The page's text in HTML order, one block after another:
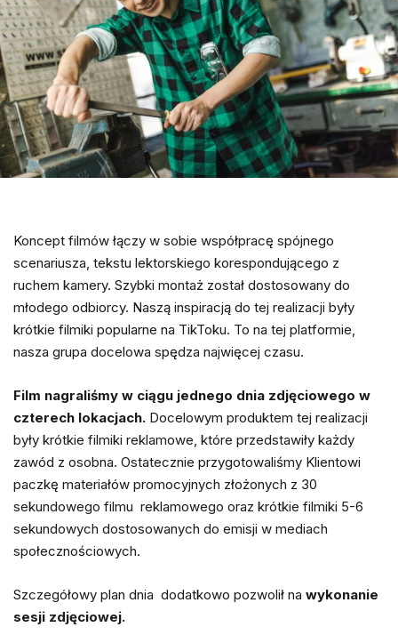
Koncept filmów łączy w sobie współpracę spójnego
scenariusza, tekstu lektorskiego korespondującego z
ruchem kamery. Szybki montaż został dostosowany do
młodego odbiorcy. Naszą inspiracją do tej realizacji były
krótkie filmiki popularne na TikToku. To na tej platformie,
nasza grupa docelowa spędza najwięcej czasu.
Film nagraliśmy w ciągu jednego dnia zdjęciowego w
czterech lokacjach. Docelowym produktem tej realizacji
były krótkie filmiki reklamowe, które przedstawiły każdy
zawód z osobna. Ostatecznie przygotowaliśmy Klientowi
paczkę materiałów promocyjnych złożonych z 30
sekundowego filmu reklamowego oraz krótkie filmiki 5-6
sekundowych dostosowanych do emisji w mediach
społecznościowych.
Szczegółowy plan dnia dodatkowo pozwolił na wykonanie
sesji zdjęciowej.